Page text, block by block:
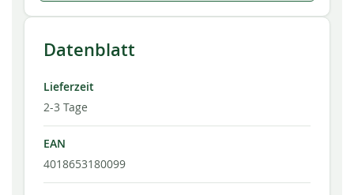
Datenblatt
Lieferzeit
2-3 Tage
EAN
4018653180099